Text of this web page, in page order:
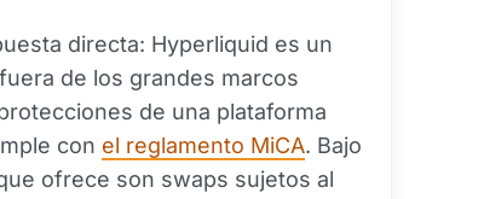
directa: Hyperliquid es un
de los grandes marcos
de una plataforma
con el reglamento MiCA. Bajo
ofrece son swaps sujetos al